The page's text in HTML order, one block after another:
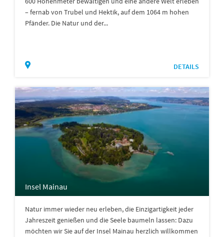
– fernab von Trubel und Hektik, auf dem 1064 m hohen
Pfänder. Die Natur und der...
DETAILS
Insel Mainau
Natur immer wieder neu erleben, die Einzigartigkeit jeder
Jahreszeit genießen und die Seele baumeln lassen: Dazu
möchten wir Sie auf der Insel Mainau herzlich willkommen